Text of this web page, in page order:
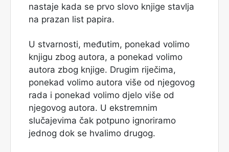
nastaje kada se prvo slovo knjige stavlja
na prazan list papira.
U stvarnosti, međutim, ponekad volimo
knjigu zbog autora, a ponekad volimo
autora zbog knjige. Drugim riječima,
ponekad volimo autora više od njegovog
rada i ponekad volimo djelo više od
njegovog autora. U ekstremnim
slučajevima čak potpuno ignoriramo
jednog dok se hvalimo drugog.